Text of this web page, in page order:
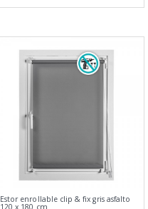
Estor enrollable clip & fix gris asfalto
120 x 180 cm